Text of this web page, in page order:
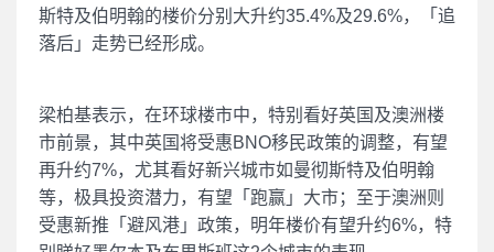
斯特及伯明翰的楼价分别大升约35.4%及29.6%，「追
落后」走势已经形成。
梁柏基表示，在环球楼市中，特别看好英国及澳洲楼
市前景，其中英国将受惠BNO移民政策的调整，有望
再升约7%，尤其看好新兴城市如曼彻斯特及伯明翰
等，极具投资潜力，有望「跑赢」大市；至于澳洲则
受惠新推「避风港」政策，明年楼价有望升约6%，特